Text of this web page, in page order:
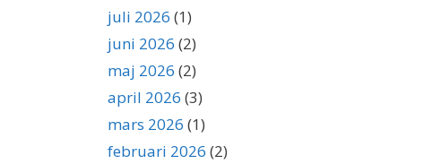
juli 2026 (1)
juni 2026 (2)
maj 2026 (2)
april 2026 (3)
mars 2026 (1)
februari 2026 (2)